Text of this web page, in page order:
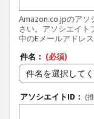
Amazon.co.jpのアソ
さい。アソシエイト
中のEメールアドレ
件名： (必須)
件名を選択して
アソシエイトID： (